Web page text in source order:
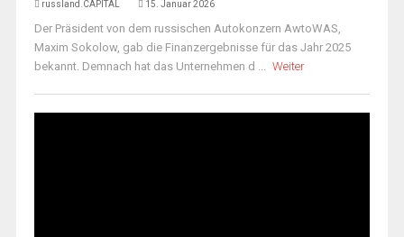
russland.CAPITAL 15. Januar 2026
Der Präsident von dem russischen Autokonzern AwtoWAS,
Maxim Sokolow, gab die Finanzergebnisse für das Jahr 2025
bekannt. Demnach hat das Unternehmen d ... Weiter